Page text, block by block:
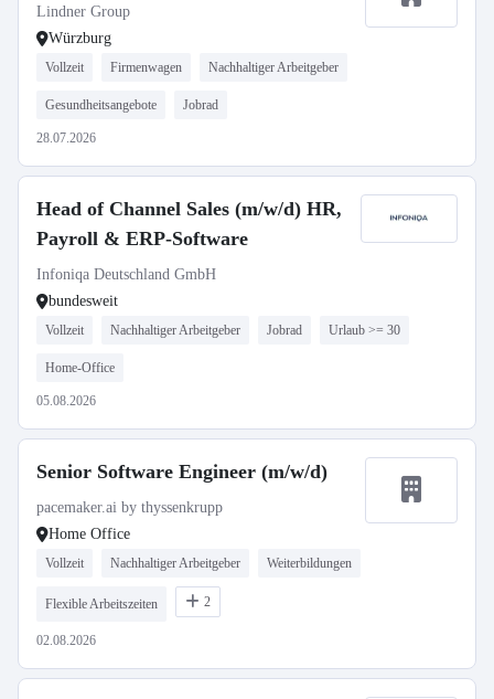
Lindner Group
Würzburg
Vollzeit Firmenwagen Nachhaltiger Arbeitgeber
Gesundheitsangebote Jobrad
28.07.2026
Head of Channel Sales (m/w/d) HR,
Payroll & ERP-Software
Infoniqa Deutschland GmbH
bundesweit
Vollzeit Nachhaltiger Arbeitgeber Jobrad Urlaub >= 30
Home-Office
05.08.2026
Senior Software Engineer (m/w/d)
pacemaker.ai by thyssenkrupp
Home Office
Vollzeit Nachhaltiger Arbeitgeber Weiterbildungen
Flexible Arbeitszeiten 2
02.08.2026